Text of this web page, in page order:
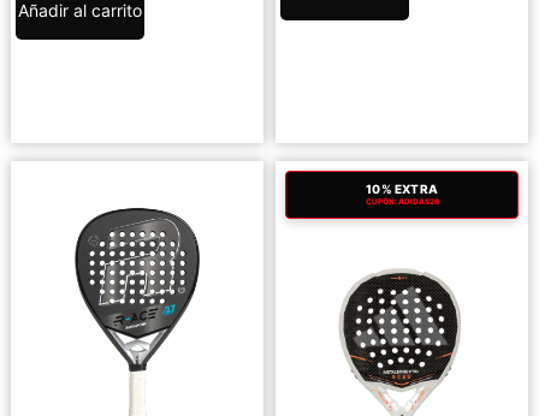
Añadir al carrito
10% EXTRA
CUPÓN: ADIDAS26